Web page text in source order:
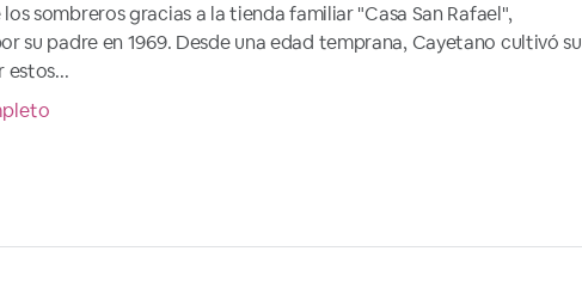
sombreros gracias a la tienda familiar "Casa San Rafael",
su padre en 1969. Desde una edad temprana, Cayetano cultivó su
estos...